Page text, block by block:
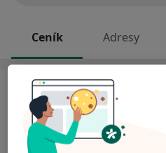
Ceník Adresy
Ceník
Informace o službách a
Tento specialista ještě